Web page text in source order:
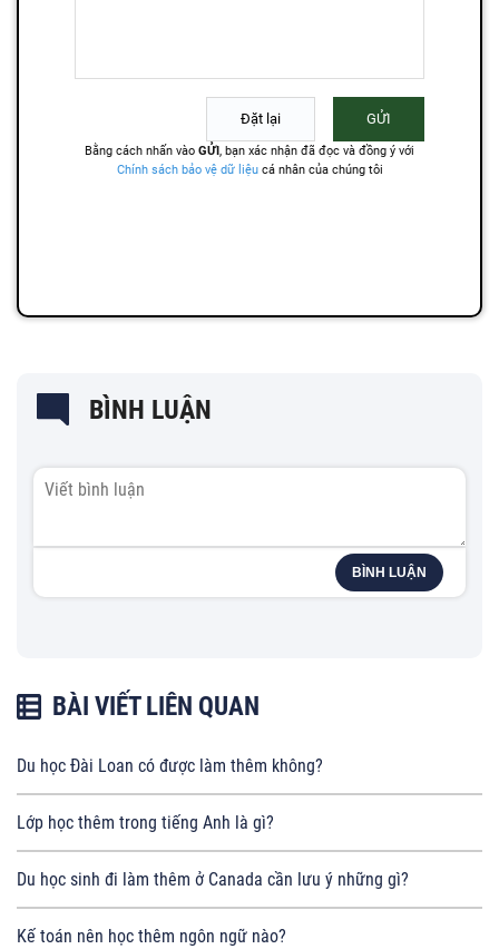
BÌNH LUẬN
BÌNH LUẬN
BÀI VIẾT LIÊN QUAN
Du học Đài Loan có được làm thêm không?
Lớp học thêm trong tiếng Anh là gì?
Du học sinh đi làm thêm ở Canada cần lưu ý những gì?
Kế toán nên học thêm ngôn ngữ nào?